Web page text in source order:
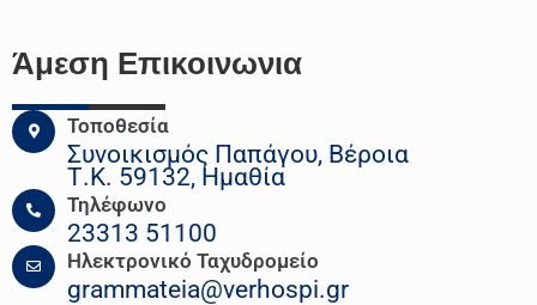
Άμεση Επικοινωνια
Τοποθεσία
Συνοικισμός Παπάγου, Βέροια
Τ.Κ. 59132, Ημαθία
Τηλέφωνο
23313 51100
Ηλεκτρονικό Ταχυδρομείο
grammateia@verhospi.gr